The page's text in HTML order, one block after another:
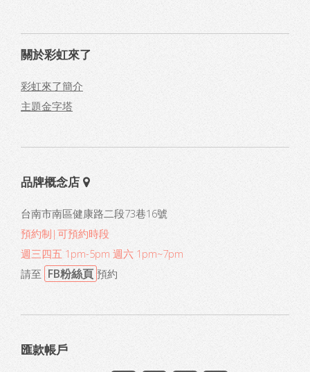
關於彩虹來了
彩虹來了簡介
主題金字塔
品牌概念店
台南市南區健康路二段73巷16號
預約制|可預約時段
週三四五 1pm-5pm 週六 1pm~7pm
請至 FB粉絲頁 預約
匯款帳戶